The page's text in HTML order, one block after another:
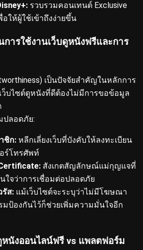
รวบรวมคอนเทนต์ Exclusive
อให้ผู้ใช้เข้าถึงง่ายขึ้น
ารใช้งานเว็บดูหนังฟรีและการ
เป็นปัจจัยสำคัญในหลักการ
เว็บไซต์ดูหนังที่ดีต้องไม่มีการขอข้อมูล
ปลอดภัย:
ชิก: หลีกเลี่ยงเว็บที่บังคับให้ลงทะเบียน
ร์โทรศัพท์
สังเกตสัญลักษณ์แม่กุญแจที่
ใจว่าการเชื่อมต่อปลอดภัย
รัส: แม้เว็บไซต์จะระบุว่าไม่มีโฆษณา
มป้องกันไว้ก็ช่วยเพิ่มความมั่นใจอีก
หนังออนไลน์ฟรี vs แพลตฟอร์ม